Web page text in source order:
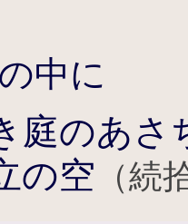
中に
庭のあさ
の空 （続